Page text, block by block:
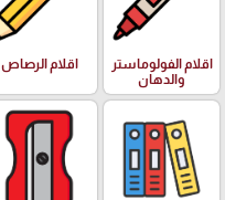
اقلام الفولوماستر
والدهان
اقلام الرصاص